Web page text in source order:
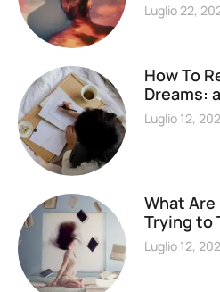
Luglio 22,
How To
Dreams:
Luglio 12,
What
Trying to
Luglio 12,